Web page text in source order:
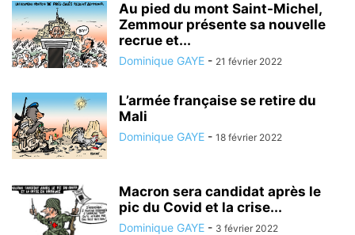
Au pied du mont Saint-Michel,
Zemmour présente sa nouvelle
recrue et...
Dominique GAYE - 21 février 2022
L’armée française se retire du
Mali
Dominique GAYE - 18 février 2022
Macron sera candidat après le
pic du Covid et la crise...
Dominique GAYE - 3 février 2022